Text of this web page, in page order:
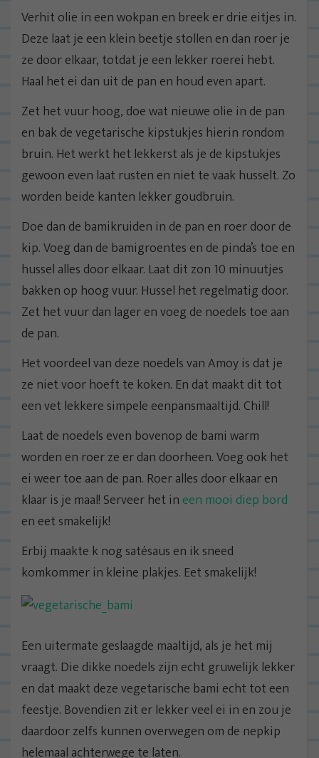
Verhit olie in een wokpan en breek er drie eitjes in.
Deze laat je een klein beetje stollen en dan roer je
ze door elkaar, totdat je een lekker roerei hebt.
Haal het ei dan uit de pan en houd even apart.
Zet het vuur hoog, doe wat nieuwe olie in de pan
en bak de vegetarische kipstukjes hierin rondom
bruin. Het werkt het lekkerst als je de kipstukjes
gewoon even laat rusten en niet te vaak husselt. Zo
worden beide kanten lekker goudbruin.
Doe dan de bamikruiden in de pan en roer door de
kip. Voeg dan de bamigroentes en de pinda’s toe en
hussel alles door elkaar. Laat dit zon 10 minuutjes
bakken op hoog vuur. Hussel het regelmatig door.
Zet het vuur dan lager en voeg de noedels toe aan
de pan.
Het voordeel van deze noedels van Amoy is dat je
ze niet voor hoeft te koken. En dat maakt dit tot
een vet lekkere simpele eenpansmaaltijd. Chill!
Laat de noedels even bovenop de bami warm
worden en roer ze er dan doorheen. Voeg ook het
ei weer toe aan de pan. Roer alles door elkaar en
klaar is je maal! Serveer het ineen mooi diep bord
en eet smakelijk!
Erbij maakte k nog satésaus en ik sneed
komkommer in kleine plakjes. Eet smakelijk!
Een uitermate geslaagde maaltijd, als je het mij
vraagt. Die dikke noedels zijn echt gruwelijk lekker
en dat maakt deze vegetarische bami echt tot een
feestje. Bovendien zit er lekker veel ei in en zou je
daardoor zelfs kunnen overwegen om de nepkip
helemaal achterwege te laten.